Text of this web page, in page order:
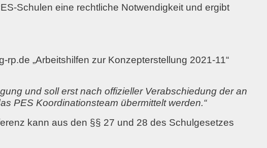
Schulen eine rechtliche Notwendigkeit und ergibt
„Arbeitshilfen zur Konzepterstellung 2021-11“
und soll erst nach offizieller Verabschiedung der an
PES Koordinationsteam übermittelt werden.“
kann aus den §§ 27 und 28 des Schulgesetzes